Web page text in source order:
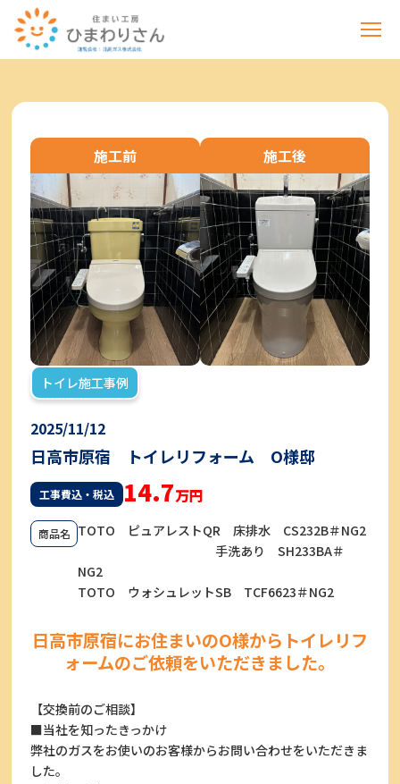
施工前 施工後
トイレ施工事例
2025/11/12
日高市原宿 トイレリフォーム O様邸
工事費込・税込 14.7万円
商品名 TOTO ピュアレストQR 床排水 CS232B＃NG2
手洗あり SH233BA＃
NG2
TOTO ウォシュレットSB TCF6623＃NG2
日高市原宿にお住まいのO様からトイレリフ
ォームのご依頼をいただきました。
【交換前のご相談】
■当社を知ったきっかけ
弊社のガスをお使いのお客様からお問い合わせをいただきま
した。